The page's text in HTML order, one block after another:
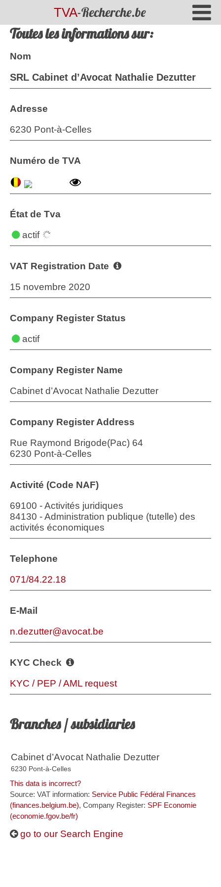
TVA-Recherche.be
Toutes les informations sur:
Nom
SRL Cabinet d’Avocat Nathalie Dezutter
Adresse
6230 Pont-à-Celles
Numéro de TVA
État de Tva
actif
VAT Registration Date
15 novembre 2020
Company Register Status
actif
Company Register Name
Cabinet d’Avocat Nathalie Dezutter
Company Register Address
Rue Raymond Brigode(Pac) 64
6230 Pont-à-Celles
Activité (Code NAF)
69100 - Activités juridiques
84130 - Administration publique (tutelle) des
activités économiques
Telephone
071/84.22.18
E-Mail
n.dezutter@avocat.be
KYC Check
KYC / PEP / AML request
Branches / subsidiaries
Cabinet d’Avocat Nathalie Dezutter
6230 Pont-à-Celles
This data is incorrect?
Source: VAT information: Service Public Fédéral Finances
(finances.belgium.be), Company Register: SPF Economie
(economie.fgov.be/fr)
go to our Search Engine